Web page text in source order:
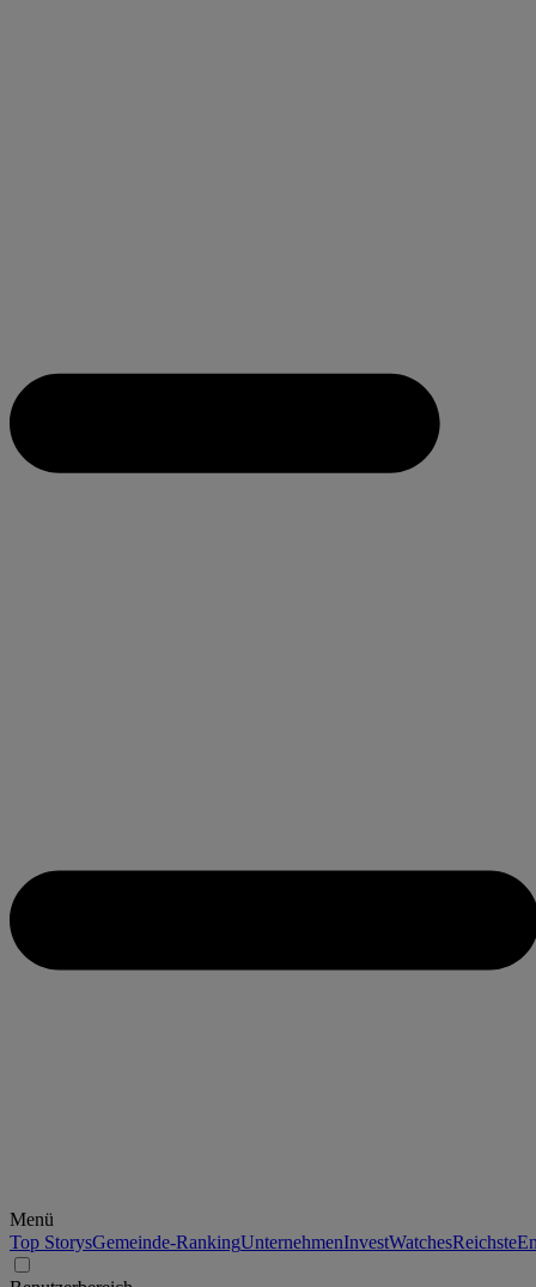
Menü
Top StorysGemeinde-RankingUnternehmenInvestWatchesReichste